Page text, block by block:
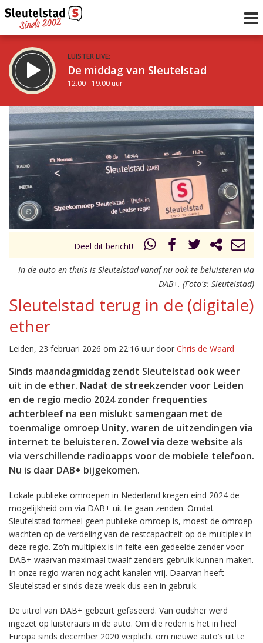
LUISTER LIVE:
De middag van Sleutelstad
12.00 - 19.00 uur
STRAKS:
De avond van Sleutelstad
19.00 - 22.00 uur
Vorig uur
uur 1 van 0 Volgend uur
Deel dit bericht!
In de auto en thuis is Sleutelstad vanaf nu ook te beluisteren via
DAB+. (Foto's: Sleutelstad)
Sleutelstad terug in de (digitale)
ether
Leiden, 23 februari 2026 om 22:16 uur door Chris de Waard
Sinds maandagmiddag zendt Sleutelstad ook weer
uit in de ether. Nadat de streekzender voor Leiden
en de regio medio 2024 zonder frequenties
achterbleef na een mislukt samengaan met de
toenmalige omroep Unity, waren de uitzendingen via
internet te beluisteren. Zowel via deze website als
via verschillende radioapps voor de mobiele telefoon.
Nu is daar DAB+ bijgekomen.
Lokale publieke omroepen in Nederland kregen eind 2024 de
mogelijkheid om via DAB+ uit te gaan zenden. Omdat
Sleutelstad formeel geen publieke omroep is, moest de omroep
wachten op de verdeling van de restcapaciteit op de multiplex in
deze regio. Zo’n multiplex is in feite een gedeelde zender voor
DAB+ waarvan maximaal twaalf zenders gebruik kunnen maken.
In onze regio waren nog acht kanalen vrij. Daarvan heeft
Sleutelstad er sinds deze week dus een in gebruik.
De uitrol van DAB+ gebeurt gefaseerd. Van oudsher werd
ingezet op luisteraars in de auto. Om die reden is het in heel
Europa sinds december 2020 verplicht om nieuwe auto’s uit te